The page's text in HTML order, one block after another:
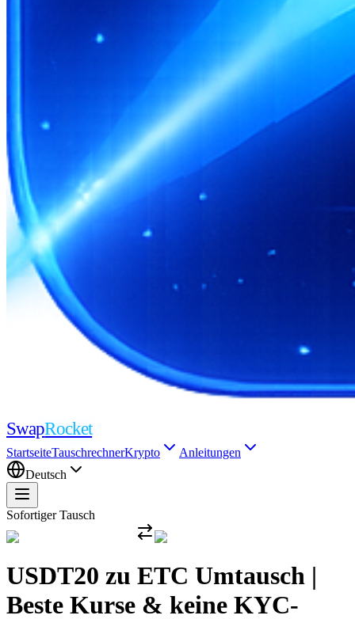
SwapRocket
StartseiteTauschrechnerKrypto
Anleitungen
Deutsch
Sofortiger Tausch
USDT20 zu ETC Umtausch |
Beste Kurse & keine KYC-